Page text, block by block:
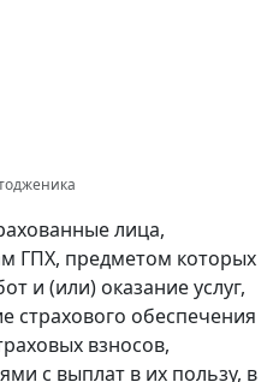
лица,
ГПХ, предметом которых
и (или) оказание услуг,
страхового обеспечения
взносов,
с выплат в их пользу, в